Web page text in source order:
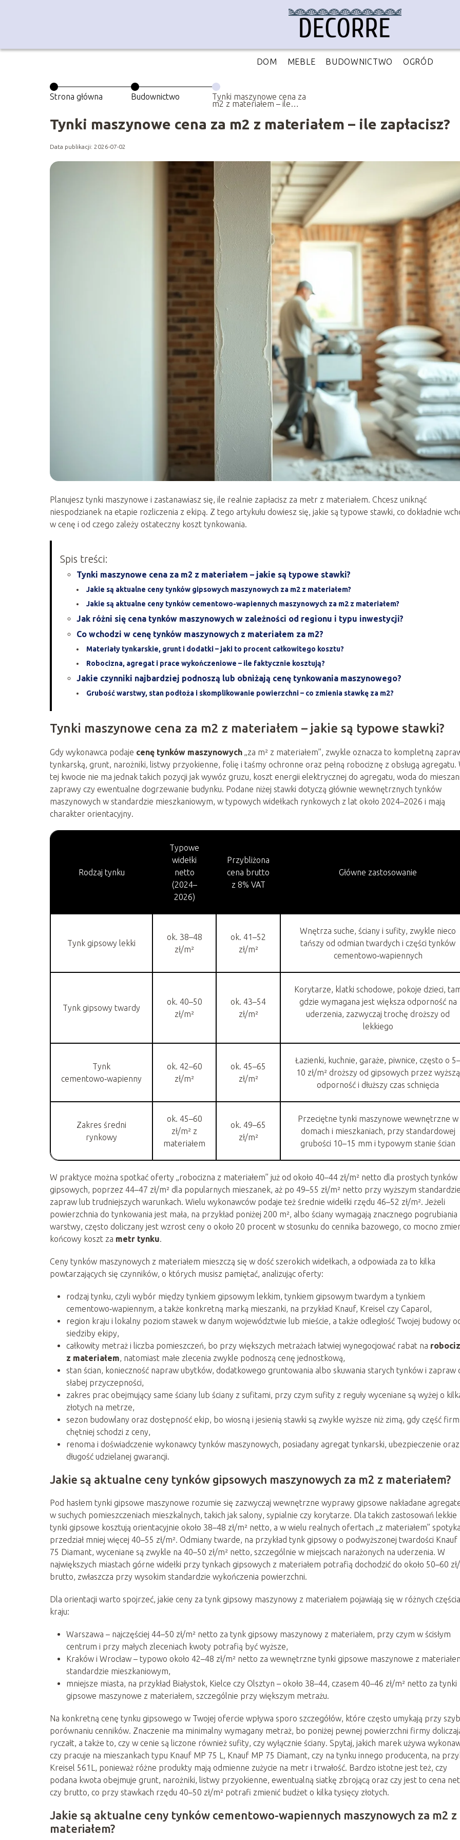
DOM MEBLE BUDOWNICTWO OGRÓD
Strona główna Budownictwo Tynki maszynowe cena za
m2 z materiałem – ile
Tynki maszynowe cena za m2 z materiałem – ile zapłacisz?
Data publikacji: 2026-07-02
Planujesz tynki maszynowe i zastanawiasz się, ile realnie zapłacisz za metr z materiałem. Chcesz uniknąć
niespodzianek na etapie rozliczenia z ekipą. Z tego artykułu dowiesz się, jakie są typowe stawki, co dokładnie
w cenę i od czego zależy ostateczny koszt tynkowania.
Spis treści:
Tynki maszynowe cena za m2 z materiałem – jakie są typowe stawki?
Jakie są aktualne ceny tynków gipsowych maszynowych za m2 z materiałem?
Jakie są aktualne ceny tynków cementowo-wapiennych maszynowych za m2 z materiałem?
Jak różni się cena tynków maszynowych w zależności od regionu i typu inwestycji?
Co wchodzi w cenę tynków maszynowych z materiałem za m2?
Materiały tynkarskie, grunt i dodatki – jaki to procent całkowitego kosztu?
Robocizna, agregat i prace wykończeniowe – ile faktycznie kosztują?
Jakie czynniki najbardziej podnoszą lub obniżają cenę tynkowania maszynowego?
Grubość warstwy, stan podłoża i skomplikowanie powierzchni – co zmienia stawkę za m2?
Tynki maszynowe cena za m2 z materiałem – jakie są typowe stawki?
Gdy wykonawca podaje cenę tynków maszynowych „za m² z materiałem”, zwykle oznacza to kompletną
tynkarską, grunt, narożniki, listwy przyokienne, folię i taśmy ochronne oraz pełną robociznę z obsługą agregatu.
tej kwocie nie ma jednak takich pozycji jak wywóz gruzu, koszt energii elektrycznej do agregatu, woda do
zaprawy czy ewentualne dogrzewanie budynku. Podane niżej stawki dotyczą głównie wewnętrznych tynków
maszynowych w standardzie mieszkaniowym, w typowych widełkach rynkowych z lat około 2024–2026 i mają
charakter orientacyjny.
Rodzaj tynku
Typowe
widełki
netto
(2024–
2026)
Przybliżona
cena brutto
z 8% VAT
Główne zastosowanie
Tynk gipsowy lekki
ok. 38–48
zł/m²
ok. 41–52
zł/m²
Wnętrza suche, ściany i sufity, zwykle nieco
tańszy od odmian twardych i części tynków
cementowo‑wapiennych
Tynk gipsowy twardy
ok. 40–50
zł/m²
ok. 43–54
zł/m²
Korytarze, klatki schodowe, pokoje dzieci,
gdzie wymagana jest większa odporność na
uderzenia, zazwyczaj trochę droższy od
lekkiego
Tynk
cementowo‑wapienny
ok. 42–60
zł/m²
ok. 45–65
zł/m²
Łazienki, kuchnie, garaże, piwnice, często o 5–
10 zł/m² droższy od gipsowych przez wyższą
odporność i dłuższy czas schnięcia
Zakres średni
rynkowy
ok. 45–60
zł/m² z
materiałem
ok. 49–65
zł/m²
Przeciętne tynki maszynowe wewnętrzne w
domach i mieszkaniach, przy standardowej
grubości 10–15 mm i typowym stanie ścian
W praktyce można spotkać oferty „robocizna z materiałem” już od około 40–44 zł/m² netto dla prostych tynków
gipsowych, poprzez 44–47 zł/m² dla popularnych mieszanek, aż po 49–55 zł/m² netto przy wyższym
zapraw lub trudniejszych warunkach. Wielu wykonawców podaje też średnie widełki rzędu 46–52 zł/m². Jeżeli
powierzchnia do tynkowania jest mała, na przykład poniżej 200 m², albo ściany wymagają znacznego pogrubiania
warstwy, często doliczany jest wzrost ceny o około 20 procent w stosunku do cennika bazowego, co mocno
końcowy koszt za metr tynku.
Ceny tynków maszynowych z materiałem mieszczą się w dość szerokich widełkach, a odpowiada za to kilka
powtarzających się czynników, o których musisz pamiętać, analizując oferty:
rodzaj tynku, czyli wybór między tynkiem gipsowym lekkim, tynkiem gipsowym twardym a tynkiem
cementowo‑wapiennym, a także konkretną marką mieszanki, na przykład Knauf, Kreisel czy Caparol,
region kraju i lokalny poziom stawek w danym województwie lub mieście, a także odległość Twojej budowy
siedziby ekipy,
całkowity metraż i liczba pomieszczeń, bo przy większych metrażach łatwiej wynegocjować rabat na
z materiałem, natomiast małe zlecenia zwykle podnoszą cenę jednostkową,
stan ścian, konieczność napraw ubytków, dodatkowego gruntowania albo skuwania starych tynków i zapraw
słabej przyczepności,
zakres prac obejmujący same ściany lub ściany z sufitami, przy czym sufity z reguły wyceniane są wyżej o
złotych na metrze,
sezon budowlany oraz dostępność ekip, bo wiosną i jesienią stawki są zwykle wyższe niż zimą, gdy część firm
chętniej schodzi z ceny,
renoma i doświadczenie wykonawcy tynków maszynowych, posiadany agregat tynkarski, ubezpieczenie oraz
długość udzielanej gwarancji.
Jakie są aktualne ceny tynków gipsowych maszynowych za m2 z materiałem?
Pod hasłem tynki gipsowe maszynowe rozumie się zazwyczaj wewnętrzne wyprawy gipsowe nakładane
w suchych pomieszczeniach mieszkalnych, takich jak salony, sypialnie czy korytarze. Dla takich zastosowań lekkie
tynki gipsowe kosztują orientacyjnie około 38–48 zł/m² netto, a w wielu realnych ofertach „z materiałem”
przedział mniej więcej 40–55 zł/m². Odmiany twarde, na przykład tynk gipsowy o podwyższonej twardości Knauf
75 Diamant, wyceniane są zwykle na 40–50 zł/m² netto, szczególnie w miejscach narażonych na uderzenia. W
największych miastach górne widełki przy tynkach gipsowych z materiałem potrafią dochodzić do około 50–60
brutto, zwłaszcza przy wysokim standardzie wykończenia powierzchni.
Dla orientacji warto spojrzeć, jakie ceny za tynk gipsowy maszynowy z materiałem pojawiają się w różnych
kraju:
Warszawa – najczęściej 44–50 zł/m² netto za tynk gipsowy maszynowy z materiałem, przy czym w ścisłym
centrum i przy małych zleceniach kwoty potrafią być wyższe,
Kraków i Wrocław – typowo około 42–48 zł/m² netto za wewnętrzne tynki gipsowe maszynowe z
standardzie mieszkaniowym,
mniejsze miasta, na przykład Białystok, Kielce czy Olsztyn – około 38–44, czasem 40–46 zł/m² netto za tynki
gipsowe maszynowe z materiałem, szczególnie przy większym metrażu.
Na konkretną cenę tynku gipsowego w Twojej ofercie wpływa sporo szczegółów, które często umykają przy
porównaniu cenników. Znaczenie ma minimalny wymagany metraż, bo poniżej pewnej powierzchni firmy
ryczałt, a także to, czy w cenie są liczone również sufity, czy wyłącznie ściany. Spytaj, jakich marek używa
czy pracuje na mieszankach typu Knauf MP 75 L, Knauf MP 75 Diamant, czy na tynku innego producenta, na
Kreisel 561L, ponieważ różne produkty mają odmienne zużycie na metr i trwałość. Bardzo istotne jest też, czy
podana kwota obejmuje grunt, narożniki, listwy przyokienne, ewentualną siatkę zbrojącą oraz czy jest to cena
czy brutto, co przy stawkach rzędu 40–50 zł/m² potrafi zmienić budżet o kilka tysięcy złotych.
Jakie są aktualne ceny tynków cementowo-wapiennych maszynowych za m2 z
materiałem?